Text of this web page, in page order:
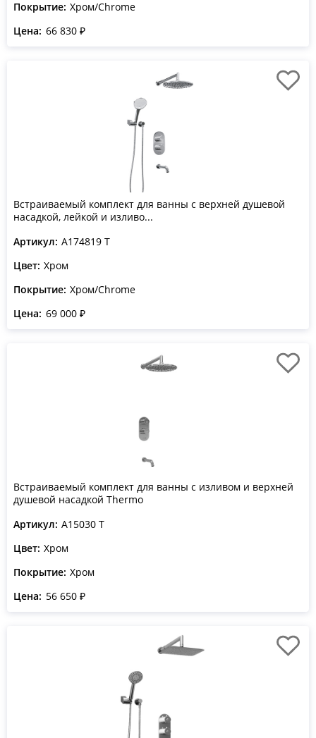
Покрытие: Хром/Chrome
Цена: 66 830 ₽
Встраиваемый комплект для ванны с верхней душевой
насадкой, лейкой и изливо...
Артикул: A174819 T
Цвет: Хром
Покрытие: Хром/Chrome
Цена: 69 000 ₽
Встраиваемый комплект для ванны с изливом и верхней
душевой насадкой Thermo
Артикул: A15030 T
Цвет: Хром
Покрытие: Хром
Цена: 56 650 ₽